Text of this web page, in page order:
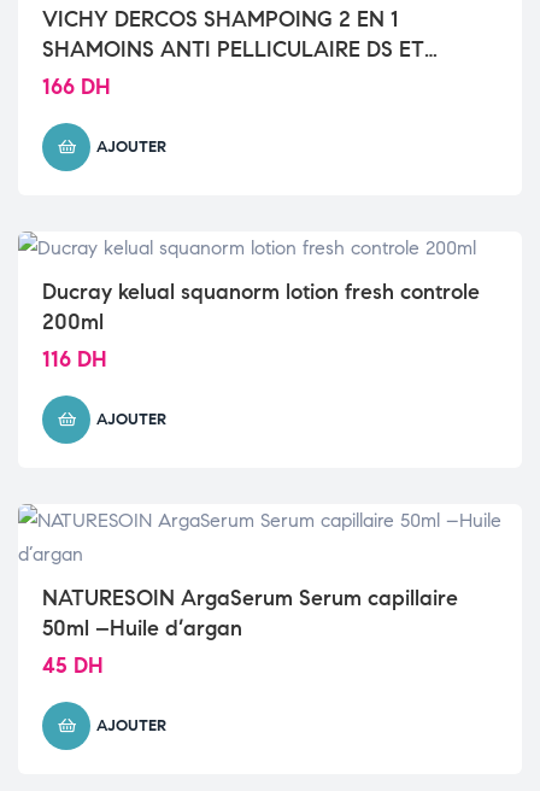
VICHY DERCOS SHAMPOING 2 EN 1
SHAMOINS ANTI PELLICULAIRE DS ET
DEMELANT 200ML
166 DH
AJOUTER
Ducray kelual squanorm lotion fresh controle
200ml
116 DH
AJOUTER
NATURESOIN ArgaSerum Serum capillaire
50ml –Huile d’argan
45 DH
AJOUTER